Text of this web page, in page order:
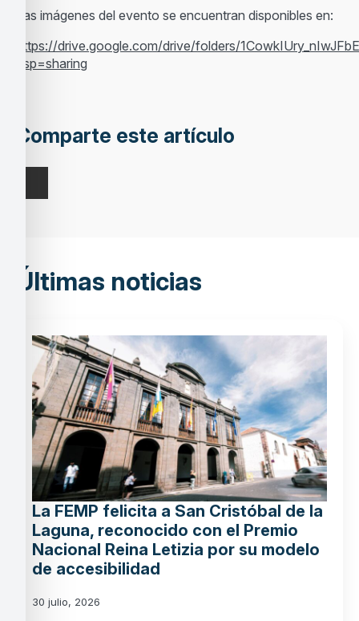
Las imágenes del evento se encuentran disponibles en:
https://drive.google.com/drive/folders/
usp=sharing
Comparte este artículo
Últimas noticias
La FEMP felicita a San Cristóbal de la
Laguna, reconocido con el Premio
Nacional Reina Letizia por su modelo
de accesibilidad
30 julio, 2026